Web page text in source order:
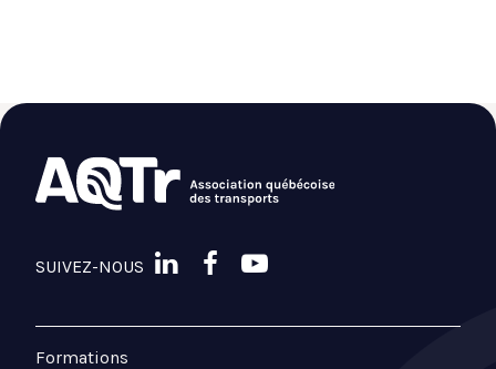
SUIVEZ-NOUS
Formations